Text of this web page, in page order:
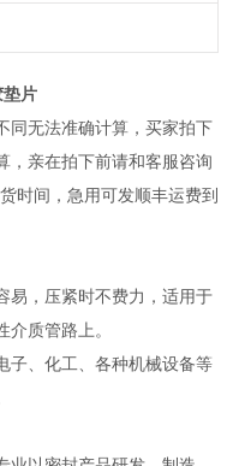
垫片
同无法准确计算，买家拍下
，亲在拍下前请和客服咨询
时间，急用可发顺丰运费到
易，压紧时不费力，适用于
质管路上。
子、化工、各种机械设备等